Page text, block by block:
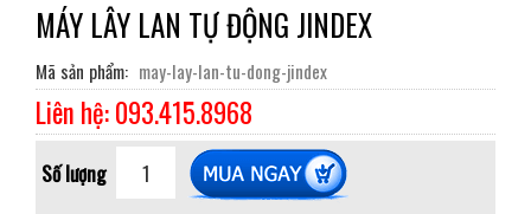
MÁY LÂY LAN TỰ ĐỘNG JINDEX
Mã sản phẩm may-lay-lan-tu-dong-jindex
Liên hệ: 093.415.8968
Số lượng